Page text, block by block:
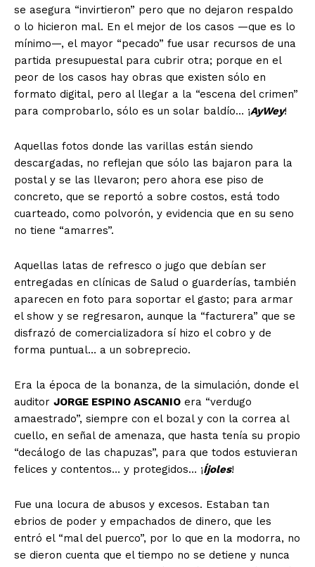
se asegura “invirtieron” pero que no dejaron respaldo
o lo hicieron mal. En el mejor de los casos —que es lo
mínimo—, el mayor “pecado” fue usar recursos de una
partida presupuestal para cubrir otra; porque en el
peor de los casos hay obras que existen sólo en
formato digital, pero al llegar a la “escena del crimen”
para comprobarlo, sólo es un solar baldío… ¡AyWey!
Aquellas fotos donde las varillas están siendo
descargadas, no reflejan que sólo las bajaron para la
postal y se las llevaron; pero ahora ese piso de
concreto, que se reportó a sobre costos, está todo
cuarteado, como polvorón, y evidencia que en su seno
no tiene “amarres”.
Aquellas latas de refresco o jugo que debían ser
entregadas en clínicas de Salud o guarderías, también
aparecen en foto para soportar el gasto; para armar
el show y se regresaron, aunque la “facturera” que se
disfrazó de comercializadora sí hizo el cobro y de
forma puntual… a un sobreprecio.
Era la época de la bonanza, de la simulación, donde el
auditor JORGE ESPINO ASCANIO era “verdugo
amaestrado”, siempre con el bozal y con la correa al
cuello, en señal de amenaza, que hasta tenía su propio
“decálogo de las chapuzas”, para que todos estuvieran
felices y contentos… y protegidos… ¡Íjoles!
Fue una locura de abusos y excesos. Estaban tan
ebrios de poder y empachados de dinero, que les
entró el “mal del puerco”, por lo que en la modorra, no
se dieron cuenta que el tiempo no se detiene y nunca